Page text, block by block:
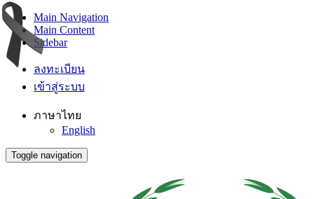
Main Navigation
Main Content
Sidebar
ลงทะเบียน
เข้าสู่ระบบ
ภาษาไทย
English
Toggle navigation